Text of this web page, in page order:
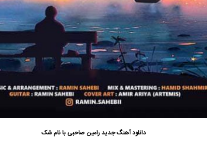
دانلود آهنگ جدیدرامین صاحبی با نام شک